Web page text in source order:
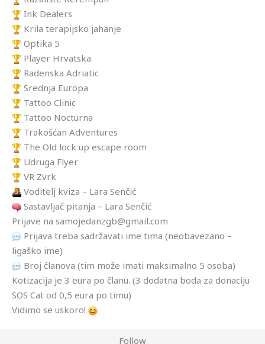
Ink Dealers
Krila terapijsko jahanje
Optika 5
Player Hrvatska
Radenska Adriatic
Srednja Europa
Tattoo Clinic
Tattoo Nocturna
Trakošćan Adventures
The Old lock up escape room
Udruga Flyer
VR Zvrk
Voditelj kviza – Lara Senčić
Sastavljač pitanja – Lara Senčić
Prijave na samojedanzgb@gmail.com
Prijava treba sadržavati ime tima (neobavezano –
ligaško ime)
Broj članova (tim može imati maksimalno 5 osoba)
Kotizacija je 3 eura po članu. (3 dodatna boda za donaciju
SOS Cat od 0,5 eura po timu)
Vidimo se uskoro!
Follow